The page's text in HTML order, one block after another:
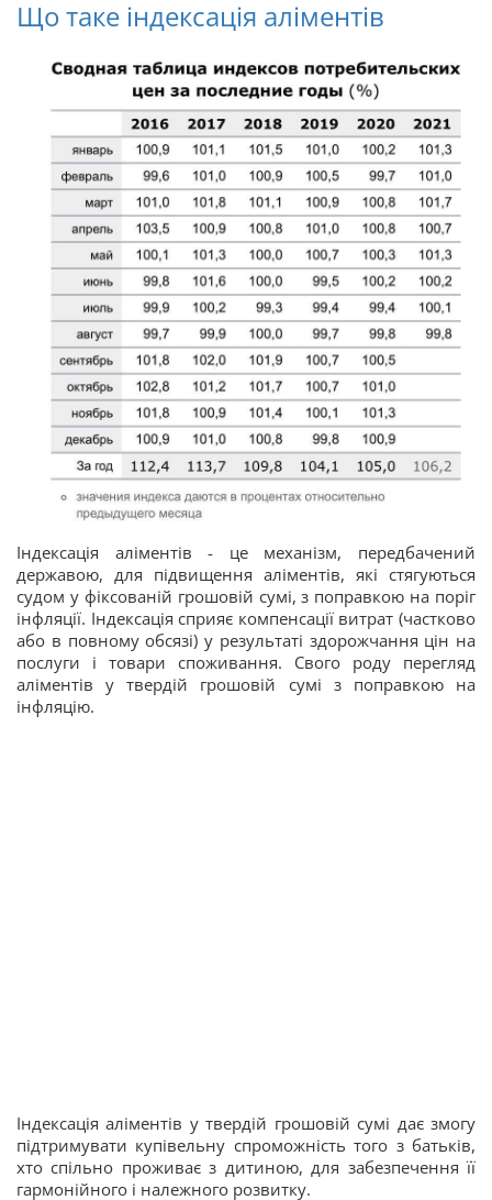
Що таке індексація аліментів
Індексація аліментів - це механізм, передбачений
державою, для підвищення аліментів, які стягуються
судом у фіксованій грошовій сумі, з поправкою на поріг
інфляції. Індексація сприяє компенсації витрат (частково
або в повному обсязі) у результаті здорожчання цін на
послуги і товари споживання. Свого роду перегляд
аліментів у твердій грошовій сумі з поправкою на
інфляцію.
Індексація аліментів у твердій грошовій сумі дає змогу
підтримувати купівельну спроможність того з батьків,
хто спільно проживає з дитиною, для забезпечення її
гармонійного і належного розвитку.